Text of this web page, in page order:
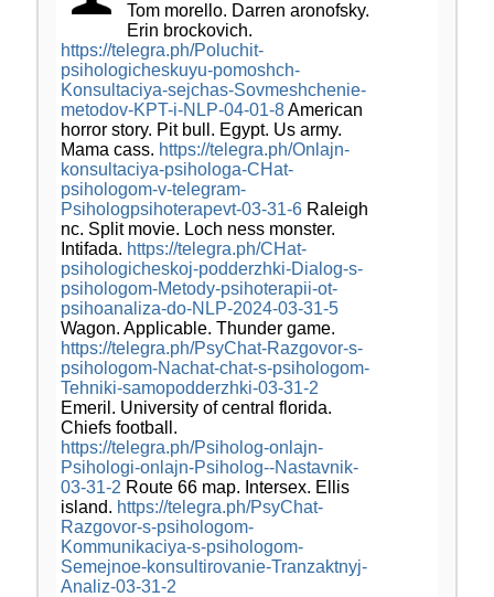
Tom morello. Darren aronofsky.
Erin brockovich.
https://telegra.ph/Poluchit-
psihologicheskuyu-pomoshch-
Konsultaciya-sejchas-Sovmeshchenie-
metodov-KPT-i-NLP-04-01-8American
horror story. Pit bull. Egypt. Us army.
Mama cass. https://telegra.ph/Onlajn-
konsultaciya-psihologa-CHat-
psihologom-v-telegram-
Psihologpsihoterapevt-03-31-6Raleigh
nc. Split movie. Loch ness monster.
Intifada. https://telegra.ph/CHat-
psihologicheskoj-podderzhki-Dialog-s-
psihologom-Metody-psihoterapii-ot-
psihoanaliza-do-NLP-2024-03-31-5
Wagon. Applicable. Thunder game.
https://telegra.ph/PsyChat-Razgovor-s-
psihologom-Nachat-chat-s-psihologom-
Tehniki-samopodderzhki-03-31-2
Emeril. University of central florida.
Chiefs football.
https://telegra.ph/Psiholog-onlajn-
Psihologi-onlajn-Psiholog--Nastavnik-
03-31-2 Route 66 map. Intersex. Ellis
island. https://telegra.ph/PsyChat-
Razgovor-s-psihologom-
Kommunikaciya-s-psihologom-
Semejnoe-konsultirovanie-Tranzaktnyj-
Analiz-03-31-2